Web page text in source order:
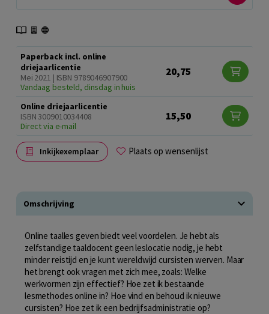
Paperback incl. online
driejaarlicentie
Mei 2021 | ISBN 9789046907900
Vandaag besteld, dinsdag in huis
20,75
Online driejaarlicentie
ISBN 3009010034408
Direct via e-mail
15,50
Inkijkexemplaar Plaats op wensenlijst
Omschrijving
Online taalles geven biedt veel voordelen. Je hebt als
zelfstandige taaldocent geen leslocatie nodig, je hebt
minder reistijd en je kunt wereldwijd cursisten werven. Maar
het brengt ook vragen met zich mee, zoals: Welke
werkvormen zijn effectief? Hoe zet ik bestaande
lesmethodes online in? Hoe vind en behoud ik nieuwe
cursisten? Hoe zet ik een bedrijfsadministratie op?